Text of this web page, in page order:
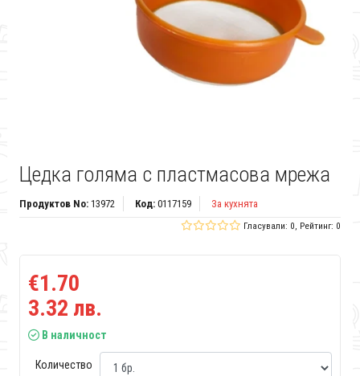
Цедка голяма с пластмасова мрежа
Продуктов No:13972 Код:0117159 За кухнята
Гласували: 0, Рейтинг: 0
€1.70
3.32 лв.
В наличност
Количество